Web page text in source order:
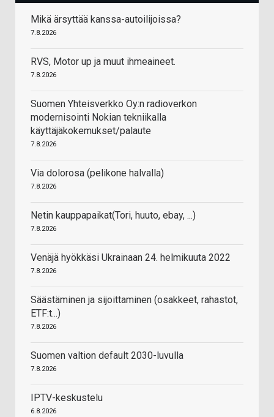
Mikä ärsyttää kanssa-autoilijoissa?
7.8.2026
RVS, Motor up ja muut ihmeaineet.
7.8.2026
Suomen Yhteisverkko Oy:n radioverkon
modernisointi Nokian tekniikalla
käyttäjäkokemukset/palaute
7.8.2026
Via dolorosa (pelikone halvalla)
7.8.2026
Netin kauppapaikat(Tori, huuto, ebay, ...)
7.8.2026
Venäjä hyökkäsi Ukrainaan 24. helmikuuta 2022
7.8.2026
Säästäminen ja sijoittaminen (osakkeet, rahastot,
ETF:t...)
7.8.2026
Suomen valtion default 2030-luvulla
7.8.2026
IPTV-keskustelu
6.8.2026